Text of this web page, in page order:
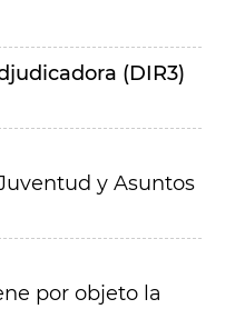
(DIR3)
y Asuntos
por objeto la